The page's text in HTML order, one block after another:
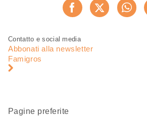
Piè
pagina
Navigazione
pagina
Contatto e social media
Abbonati alla newsletter
Famigros
Pagine preferite